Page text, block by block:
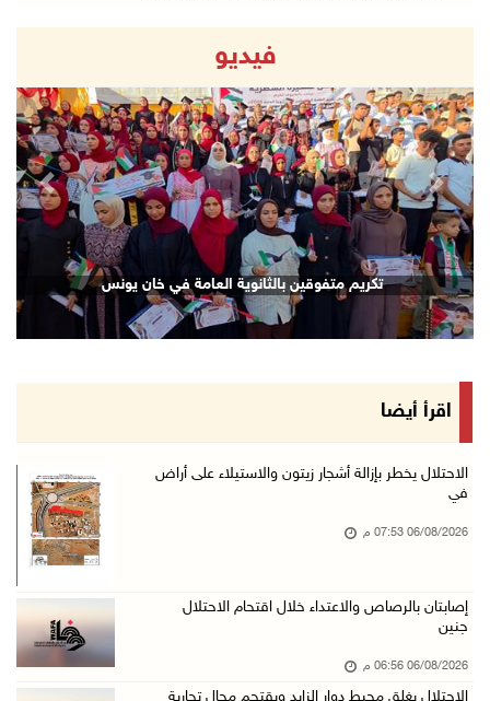
إصابتان بالرصاص والاعتداء خلال اقتحام الاحتلا ...
06/آب/2026 06:56 م
الاحتلال يسلم جثمان الشهيد علاء صبيح من قرية ...
06/آب/2026 06:38 م
دودين والتميمي يسلمان قرار تخصيص أرض لصالح مد ...
06/آب/2026 06:28 م
بيت لحم: حجاوي يتفقد بلدة نحالين ويطلع على اح ...
06/آب/2026 06:13 م
الاحتلال يغلق محيط دوار الزايد ويقتحم محال تج ...
الاحتلال يقتحم مدينة طوباس وبلدة عقابا
"النقل والمواصلات" تطلق حملة لترخيص الجرارات ...
06/آب/2026 05:18 م
نحو 58 ألف إصابة بجدري الماء في قطاع غزة منذ ...
16 إصابة منذ بدء عدوان الاحتلال على مخيم قلند ...
إرهاب المستوطنين يضرب في خربة الطوبا
فيديو
تكريم متفوقين بالثانوية العامة في خان يونس
Next
اقرأ أيضا
الاحتلال يخطر بإزالة أشجار زيتون والاستيلاء على أراض
في
06/08/2026 07:53 م
إصابتان بالرصاص والاعتداء خلال اقتحام الاحتلال
جنين
06/08/2026 06:56 م
الاحتلال يغلق محيط دوار الزايد ويقتحم محال تجارية